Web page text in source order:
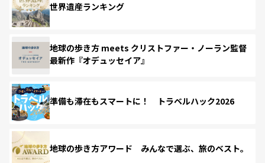
世界遺産ランキング
地球の歩き方 meets クリストファー・ノーラン監督
最新作『オデュッセイア』
準備も滞在もスマートに！ トラベルハック2026
地球の歩き方アワード みんなで選ぶ、旅のベスト。